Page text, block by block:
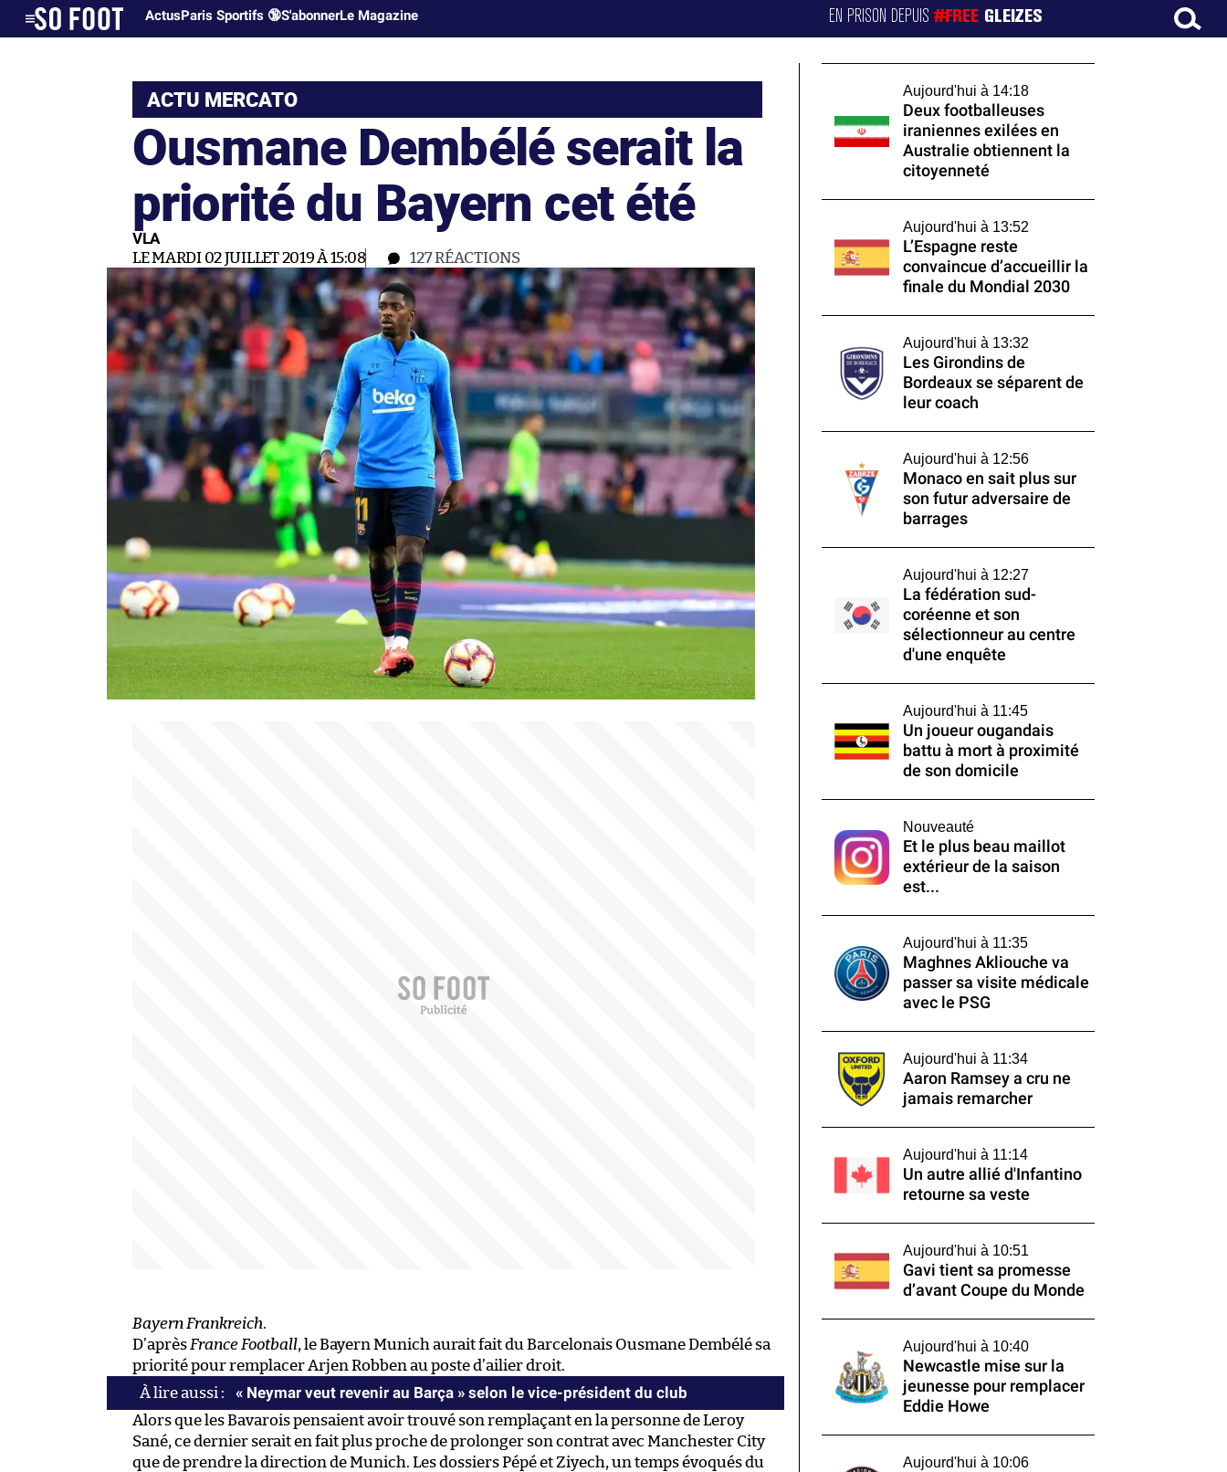
ActusParis Sportifs 🔞S'abonnerLe Magazine EN PRISON DEPUIS#FREE GLEIZES
ACTU MERCATO
Ousmane Dembélé serait la
priorité du Bayern cet été
VLA
LE MARDI 02 JUILLET 2019 À 15:08 127RÉACTIONS
Bayern Frankreich.
D’après France Football, le Bayern Munich aurait fait du Barcelonais Ousmane Dembélé sa
priorité pour remplacer Arjen Robben au poste d’ailier droit.
« Neymar veut revenir au Barça » selon le vice-président du club
Alors que les Bavarois pensaient avoir trouvé son remplaçant en la personne de Leroy
Sané, ce dernier serait en fait plus proche de prolonger son contrat avec Manchester City
que de prendre la direction de Munich. Les dossiers Pépé et Ziyech, un temps évoqués du
Aujourd'hui à 14:18
Deux footballeuses
iraniennes exilées en
Australie obtiennent la
citoyenneté
Aujourd'hui à 13:52
L’Espagne reste
convaincue d’accueillir la
finale du Mondial 2030
Aujourd'hui à 13:32
Les Girondins de
Bordeaux se séparent de
leur coach
Aujourd'hui à 12:56
Monaco en sait plus sur
son futur adversaire de
barrages
Aujourd'hui à 12:27
La fédération sud-
coréenne et son
sélectionneur au centre
d'une enquête
Aujourd'hui à 11:45
Un joueur ougandais
battu à mort à proximité
de son domicile
Nouveauté
Et le plus beau maillot
extérieur de la saison
est...
Aujourd'hui à 11:35
Maghnes Akliouche va
passer sa visite médicale
avec le PSG
Aujourd'hui à 11:34
Aaron Ramsey a cru ne
jamais remarcher
Aujourd'hui à 11:14
Un autre allié d'Infantino
retourne sa veste
Aujourd'hui à 10:51
Gavi tient sa promesse
d’avant Coupe du Monde
Aujourd'hui à 10:40
Newcastle mise sur la
jeunesse pour remplacer
Eddie Howe
Aujourd'hui à 10:06